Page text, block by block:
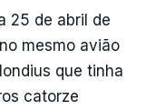
25 de abril de
mesmo avião
que tinha
catorze